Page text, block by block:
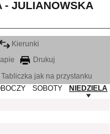
- JULIANOWSKA
Kierunki
Drukuj
Tabliczka jak na przystanku
SOBOTY
NIEDZIELA